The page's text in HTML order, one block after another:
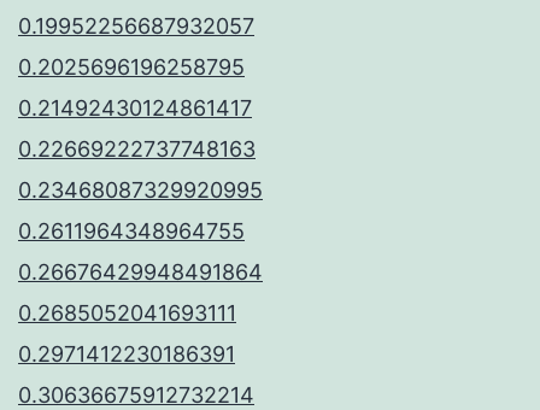
0.19952256687932057
0.2025696196258795
0.21492430124861417
0.22669222737748163
0.23468087329920995
0.2611964348964755
0.26676429948491864
0.2685052041693111
0.2971412230186391
0.30636675912732214